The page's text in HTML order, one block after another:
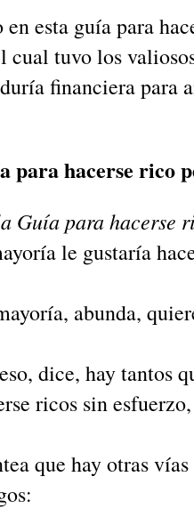
en esta guía para
cual tuvo los
financiera para
para hacerse rico
Guía para hacerse
le gustaría
abunda,
dice, hay tantos
ricos sin
que hay otras